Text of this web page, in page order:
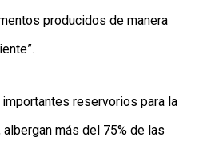
producidos de manera
reservorios para la
más del 75% de las